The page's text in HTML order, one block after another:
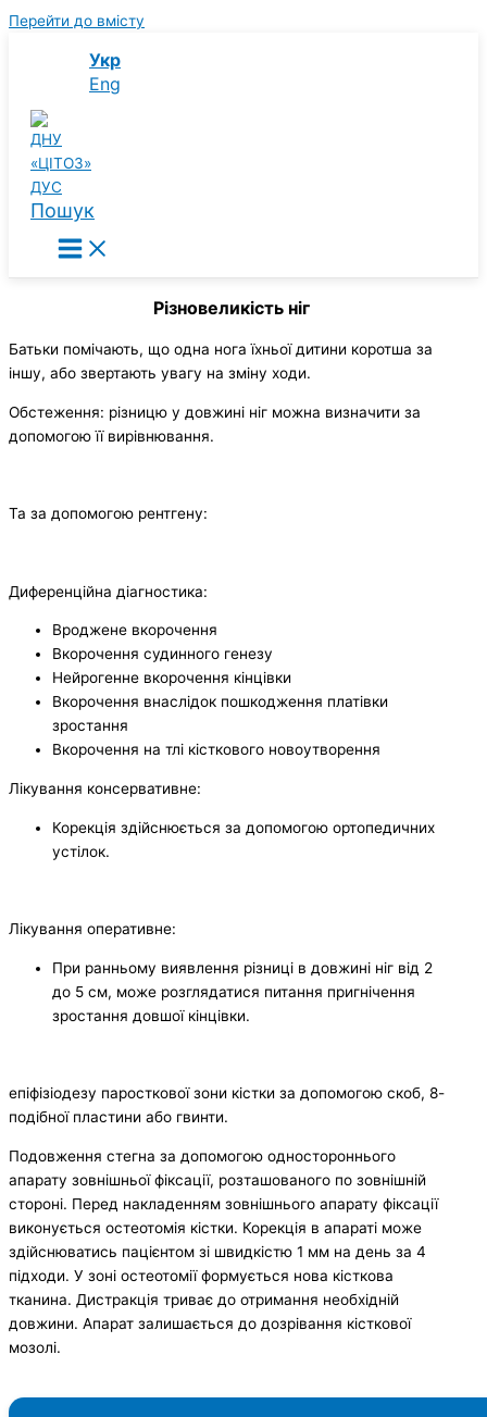
Перейти до вмісту
Укр
Eng
Пошук
Різновеликість ніг
Батьки помічають, що одна нога їхньої дитини коротша за
іншу, або звертають увагу на зміну ходи.
Обстеження: різницю у довжині ніг можна визначити за
допомогою її вирівнювання.
Та за допомогою рентгену:
Диференційна діагностика:
Вроджене вкорочення
Вкорочення судинного генезу
Нейрогенне вкорочення кінцівки
Вкорочення внаслідок пошкодження платівки
зростання
Вкорочення на тлі кісткового новоутворення
Лікування консервативне:
Корекція здійснюється за допомогою ортопедичних
устілок.
Лікування оперативне:
При ранньому виявлення різниці в довжині ніг від 2
до 5 см, може розглядатися питання пригнічення
зростання довшої кінцівки.
епіфізіодезу паросткової зони кістки за допомогою скоб, 8-
подібної пластини або гвинти.
Подовження стегна за допомогою одностороннього
апарату зовнішньої фіксації, розташованого по зовнішній
стороні. Перед накладенням зовнішнього апарату фіксації
виконується остеотомія кістки. Корекція в апараті може
здійснюватись пацієнтом зі швидкістю 1 мм на день за 4
підходи. У зоні остеотомії формується нова кісткова
тканина. Дистракція триває до отримання необхідній
довжини. Апарат залишається до дозрівання кісткової
мозолі.